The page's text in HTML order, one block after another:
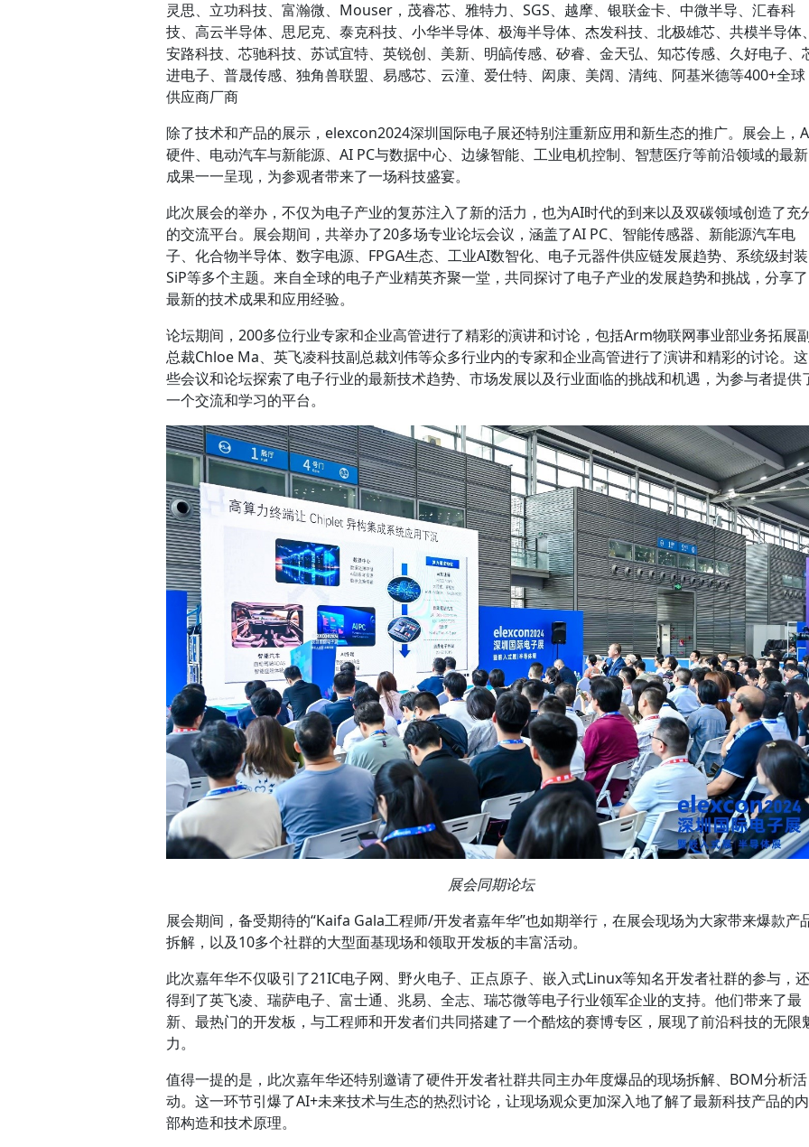
灵思、立功科技、富瀚微、Mouser，茂睿芯、雅特力、SGS、越摩、银联金卡、中微半导、汇春科
技、高云半导体、思尼克、泰克科技、小华半导体、极海半导体、杰发科技、北极雄芯、共模半导体
安路科技、芯驰科技、苏试宜特、英锐创、美新、明皜传感、矽睿、金天弘、知芯传感、久好电子、
进电子、普晟传感、独角兽联盟、易感芯、云潼、爱仕特、闳康、美阔、清纯、阿基米德等400+全球
供应商厂商
除了技术和产品的展示，elexcon2024深圳国际电子展还特别注重新应用和新生态的推广。展会上，
硬件、电动汽车与新能源、AI PC与数据中心、边缘智能、工业电机控制、智慧医疗等前沿领域的最新
成果一一呈现，为参观者带来了一场科技盛宴。
此次展会的举办，不仅为电子产业的复苏注入了新的活力，也为AI时代的到来以及双碳领域创造了充
的交流平台。展会期间，共举办了20多场专业论坛会议，涵盖了AI PC、智能传感器、新能源汽车电
子、化合物半导体、数字电源、FPGA生态、工业AI数智化、电子元器件供应链发展趋势、系统级封装
SiP等多个主题。来自全球的电子产业精英齐聚一堂，共同探讨了电子产业的发展趋势和挑战，分享了
最新的技术成果和应用经验。
论坛期间，200多位行业专家和企业高管进行了精彩的演讲和讨论，包括Arm物联网事业部业务拓展
总裁Chloe Ma、英飞凌科技副总裁刘伟等众多行业内的专家和企业高管进行了演讲和精彩的讨论。这
些会议和论坛探索了电子行业的最新技术趋势、市场发展以及行业面临的挑战和机遇，为参与者提供
一个交流和学习的平台。
展会同期论坛
展会期间，备受期待的“Kaifa Gala工程师/开发者嘉年华”也如期举行，在展会现场为大家带来爆款产
拆解，以及10多个社群的大型面基现场和领取开发板的丰富活动。
此次嘉年华不仅吸引了21IC电子网、野火电子、正点原子、嵌入式Linux等知名开发者社群的参与，还
得到了英飞凌、瑞萨电子、富士通、兆易、全志、瑞芯微等电子行业领军企业的支持。他们带来了最
新、最热门的开发板，与工程师和开发者们共同搭建了一个酷炫的赛博专区，展现了前沿科技的无限
力。
值得一提的是，此次嘉年华还特别邀请了硬件开发者社群共同主办年度爆品的现场拆解、BOM分析活
动。这一环节引爆了AI+未来技术与生态的热烈讨论，让现场观众更加深入地了解了最新科技产品的内
部构造和技术原理。